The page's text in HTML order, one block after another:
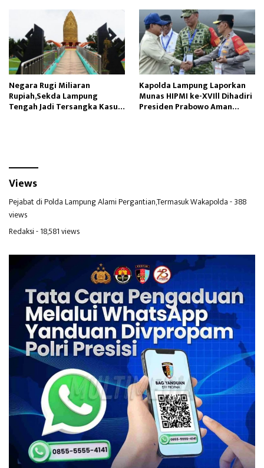
Negara Rugi Miliaran
Rupiah,Sekda Lampung
Tengah Jadi Tersangka Kasus
Kapolda Lampung Laporkan
Munas HIPMI ke-XVIll Dihadiri
Presiden Prabowo Aman
Views
Pejabat di Polda Lampung Alami Pergantian,Termasuk Wakapolda- 388
views
Redaksi- 18,581 views